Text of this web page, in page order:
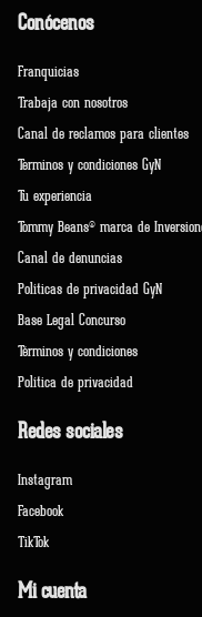
Conócenos
Franquicias
Trabaja con nosotros
Canal de reclamos para clientes
Terminos y condiciones GyN
Tu experiencia
Tommy Beans® marca de
Canal de denuncias
Políticas de privacidad GyN
Base Legal Concurso
Términos y condiciones
Política de privacidad
Redes sociales
Instagram
Facebook
TikTok
Mi cuenta